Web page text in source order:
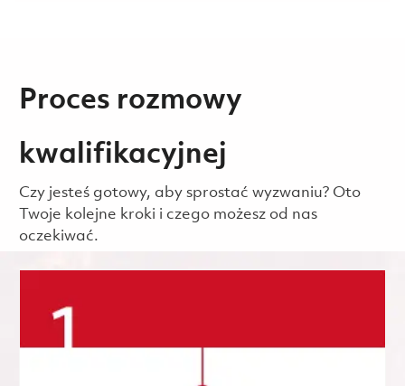
Proces rozmowy
kwalifikacyjnej
Czy jesteś gotowy, aby sprostać wyzwaniu? Oto
Twoje kolejne kroki i czego możesz od nas
oczekiwać.